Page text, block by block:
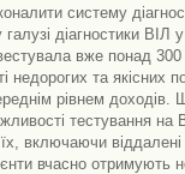
систему
діагностики ВІЛ
вже понад
недорогих та якісних
рівнем доходів.
тестування на
включаючи
вчасно отримують